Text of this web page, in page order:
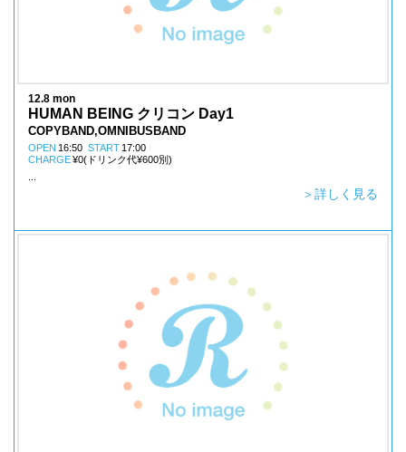
12.8 mon
HUMAN BEING クリコン Day1
COPYBAND,OMNIBUSBAND
OPEN 16:50 START 17:00
CHARGE¥0(ドリンク代¥600別)
＞詳しく見る